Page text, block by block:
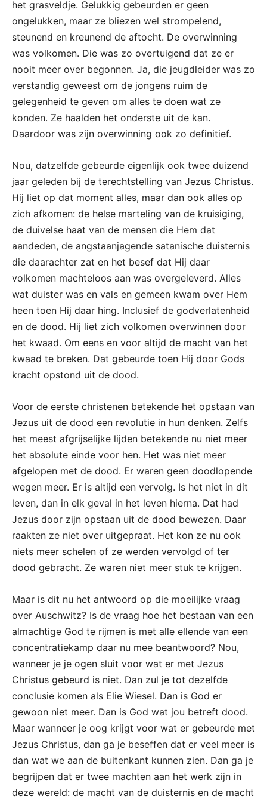
het grasveldje. Gelukkig gebeurden er geen
ongelukken, maar ze bliezen wel strompelend,
steunend en kreunend de aftocht. De overwinning
was volkomen. Die was zo overtuigend dat ze er
nooit meer over begonnen. Ja, die jeugdleider was zo
verstandig geweest om de jongens ruim de
gelegenheid te geven om alles te doen wat ze
konden. Ze haalden het onderste uit de kan.
Daardoor was zijn overwinning ook zo definitief.
Nou, datzelfde gebeurde eigenlijk ook twee duizend
jaar geleden bij de terechtstelling van Jezus Christus.
Hij liet op dat moment alles, maar dan ook alles op
zich afkomen: de helse marteling van de kruisiging,
de duivelse haat van de mensen die Hem dat
aandeden, de angstaanjagende satanische duisternis
die daarachter zat en het besef dat Hij daar
volkomen machteloos aan was overgeleverd. Alles
wat duister was en vals en gemeen kwam over Hem
heen toen Hij daar hing. Inclusief de godverlatenheid
en de dood. Hij liet zich volkomen overwinnen door
het kwaad. Om eens en voor altijd de macht van het
kwaad te breken. Dat gebeurde toen Hij door Gods
kracht opstond uit de dood.
Voor de eerste christenen betekende het opstaan van
Jezus uit de dood een revolutie in hun denken. Zelfs
het meest afgrijselijke lijden betekende nu niet meer
het absolute einde voor hen. Het was niet meer
afgelopen met de dood. Er waren geen doodlopende
wegen meer. Er is altijd een vervolg. Is het niet in dit
leven, dan in elk geval in het leven hierna. Dat had
Jezus door zijn opstaan uit de dood bewezen. Daar
raakten ze niet over uitgepraat. Het kon ze nu ook
niets meer schelen of ze werden vervolgd of ter
dood gebracht. Ze waren niet meer stuk te krijgen.
Maar is dit nu het antwoord op die moeilijke vraag
over Auschwitz? Is de vraag hoe het bestaan van een
almachtige God te rijmen is met alle ellende van een
concentratiekamp daar nu mee beantwoord? Nou,
wanneer je je ogen sluit voor wat er met Jezus
Christus gebeurd is niet. Dan zul je tot dezelfde
conclusie komen als Elie Wiesel. Dan is God er
gewoon niet meer. Dan is God wat jou betreft dood.
Maar wanneer je oog krijgt voor wat er gebeurde met
Jezus Christus, dan ga je beseffen dat er veel meer is
dan wat we aan de buitenkant kunnen zien. Dan ga je
begrijpen dat er twee machten aan het werk zijn in
deze wereld: de macht van de duisternis en de macht